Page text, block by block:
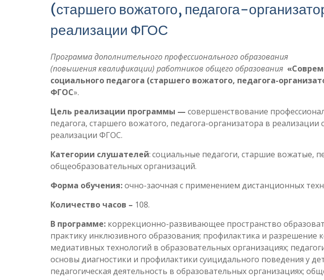
(старшего вожатого, педагога-
реализации ФГОС
Программа дополнительного профессионального образования
(повышения квалификации) работников общего образования
социального педагога (старшего вожатого, педагога-
ФГОС».
Цель реализации программы — совершенствование
педагога, старшего вожатого, педагога-организатора в
реализации ФГОС.
Категории слушателей:социальные педагоги, старшие вожатые,
общеобразовательных организаций.
Форма обучения:очно-заочная с применением дистанционных
Количество часов – 108.
В программе: коррекционно-развивающее пространство
практику инклюзивного образования; профилактика и разрешение
медиативных технологий в образовательных организациях;
основы диагностики и профилактики суицидального поведения у
педагогическая деятельность в образовательных организациях;